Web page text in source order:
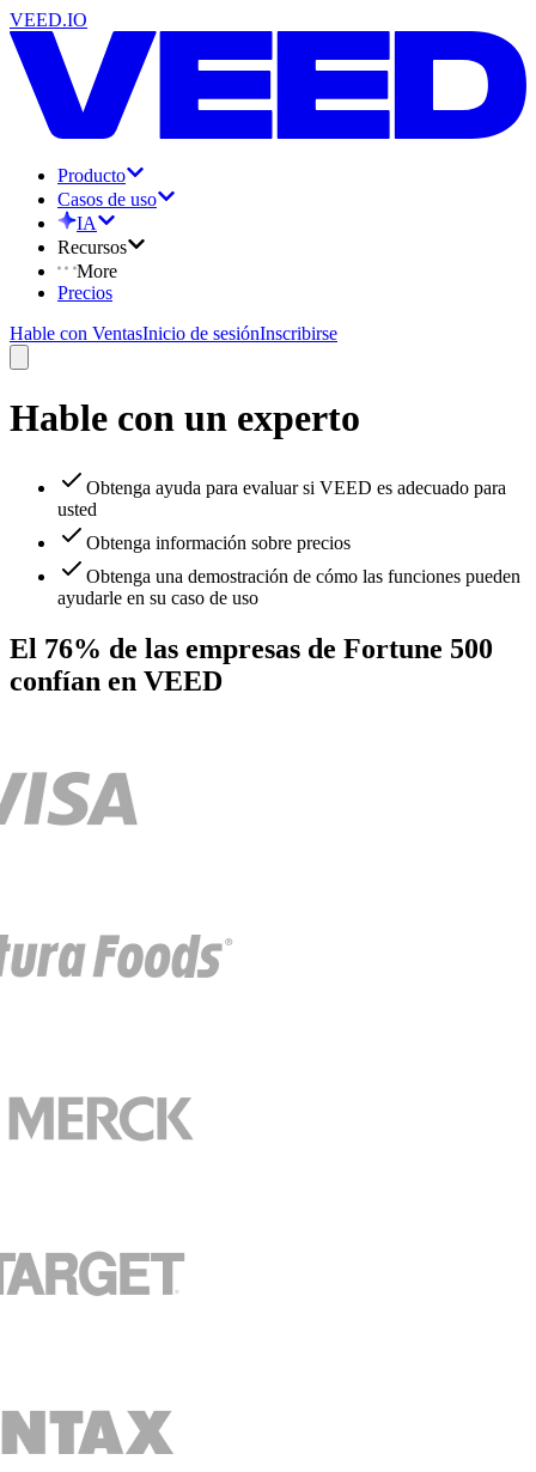
VEED.IO
Producto
Casos de uso
IA
Recursos
More
Precios
Hable con VentasInicio de sesiónInscribirse
Hable con un experto
Obtenga ayuda para evaluar si VEED es adecuado para
usted
Obtenga información sobre precios
Obtenga una demostración de cómo las funciones pueden
ayudarle en su caso de uso
El 76% de las empresas de Fortune 500
confían en VEED